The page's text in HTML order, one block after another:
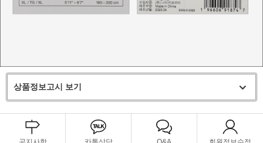
상품정보고시 보기